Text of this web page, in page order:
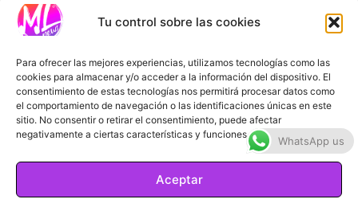
Tu control sobre las cookies
Para ofrecer las mejores experiencias, utilizamos tecnologías como las
cookies para almacenar y/o acceder a la información del dispositivo. El
consentimiento de estas tecnologías nos permitirá procesar datos como
el comportamiento de navegación o las identificaciones únicas en este
sitio. No consentir o retirar el consentimiento, puede afectar
negativamente a ciertas características y funciones.
Aceptar
FOLLOW US
WhatsApp us